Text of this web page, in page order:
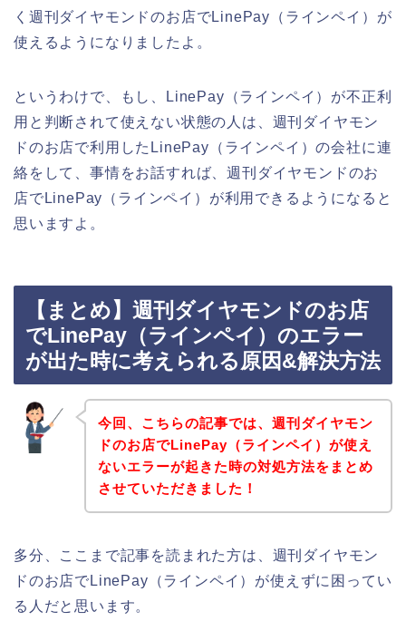
く週刊ダイヤモンドのお店でLinePay（ラインペイ）が
使えるようになりましたよ。
というわけで、もし、LinePay（ラインペイ）が不正利
用と判断されて使えない状態の人は、週刊ダイヤモン
ドのお店で利用したLinePay（ラインペイ）の会社に連
絡をして、事情をお話すれば、週刊ダイヤモンドのお
店でLinePay（ラインペイ）が利用できるようになると
思いますよ。
【まとめ】週刊ダイヤモンドのお店
でLinePay（ラインペイ）のエラー
が出た時に考えられる原因&解決方法
今回、こちらの記事では、週刊ダイヤモン
ドのお店でLinePay（ラインペイ）が使え
ないエラーが起きた時の対処方法をまとめ
させていただきました！
多分、ここまで記事を読まれた方は、週刊ダイヤモン
ドのお店でLinePay（ラインペイ）が使えずに困ってい
る人だと思います。